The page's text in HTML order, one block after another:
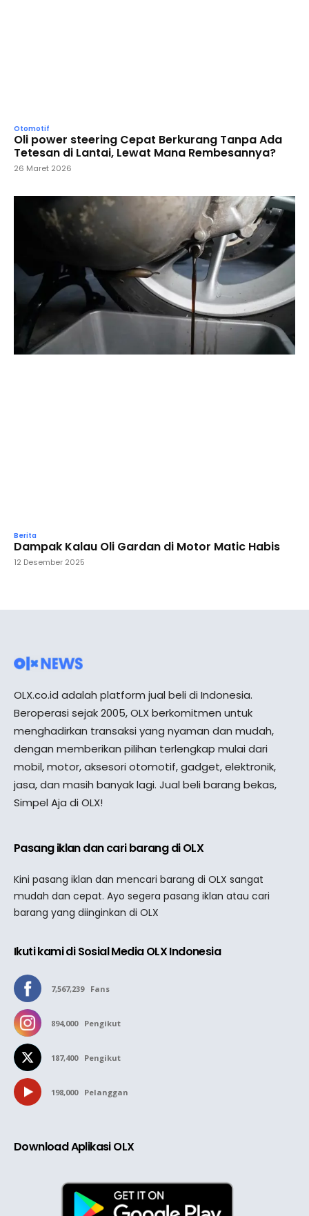
Otomotif
Oli power steering Cepat Berkurang Tanpa Ada
Tetesan di Lantai, Lewat Mana Rembesannya?
26 Maret 2026
Berita
Dampak Kalau Oli Gardan di Motor Matic Habis
12 Desember 2025
OLX.co.id adalah platform jual beli di Indonesia.
Beroperasi sejak 2005, OLX berkomitmen untuk
menghadirkan transaksi yang nyaman dan mudah,
dengan memberikan pilihan terlengkap mulai dari
mobil, motor, aksesori otomotif, gadget, elektronik,
jasa, dan masih banyak lagi. Jual beli barang bekas,
Simpel Aja di OLX!
Pasang iklan dan cari barang di OLX
Kini pasang iklan dan mencari barang di OLX sangat
mudah dan cepat. Ayo segera pasang iklan atau cari
barang yang diinginkan di OLX
Ikuti kami di Sosial Media OLX Indonesia
7,567,239 Fans
894,000 Pengikut
187,400 Pengikut
198,000 Pelanggan
Download Aplikasi OLX